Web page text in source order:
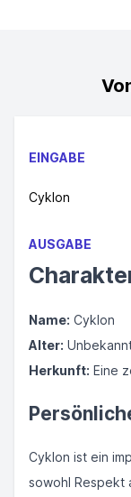
EINGABE
Cyklon
AUSGABE
Name: Cyklon
Alter:
Herkunft: Eine
Cyklon ist ein
sowohl Respekt